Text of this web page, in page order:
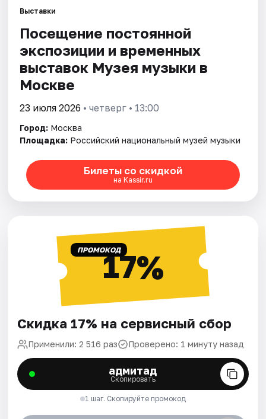
Города
Площадки
Артисты
Рейтинги
Выставки
Посещение постоянной
экспозиции и временных
выставок Музея музыки в
Москве
23 июля 2026 • четверг • 13:00
Город: Москва
Площадка: Российский национальный музей музыки
Билеты со скидкой
на Kassir.ru
ПРОМОКОД17%
Скидка 17% на сервисный сбор
Применили: 2 516 раз Проверено: 1 минуту назад
адмитад
Скопировать
1 шаг. Скопируйте промокод